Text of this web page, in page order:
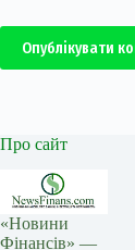
Опублікувати
Про сайт
«Новини
Фінансів» —